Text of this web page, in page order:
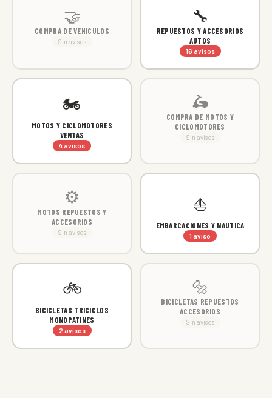
🤝
COMPRA DE VEHICULOS
Sin avisos
🔧
REPUESTOS Y ACCESORIOS
AUTOS
16 avisos
🏍
MOTOS Y CICLOMOTORES
VENTAS
4 avisos
🛵
COMPRA DE MOTOS Y
CICLOMOTORES
Sin avisos
⚙
MOTOS REPUESTOS Y
ACCESORIOS
Sin avisos
⛵
EMBARCACIONES Y NAUTICA
1 aviso
🚲
BICICLETAS TRICICLOS
MONOPATINES
2 avisos
🔩
BICICLETAS REPUESTOS
ACCESORIOS
Sin avisos